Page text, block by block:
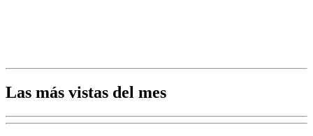
Las más vistas del mes